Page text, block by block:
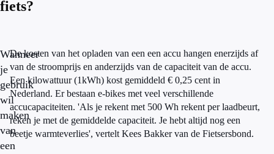
fiets?
Wanneer
je
gebruik
wil
maken
van
een
De kosten van het opladen van een een accu hangen enerzijds af
van de stroomprijs en anderzijds van de capaciteit van de accu.
Een kilowattuur (1kWh) kost gemiddeld € 0,25 cent in
Nederland. Er bestaan e-bikes met veel verschillende
accucapaciteiten. 'Als je rekent met 500 Wh rekent per laadbeurt,
reken je met de gemiddelde capaciteit. Je hebt altijd nog een
beetje warmteverlies', vertelt Kees Bakker van de Fietsersbond.